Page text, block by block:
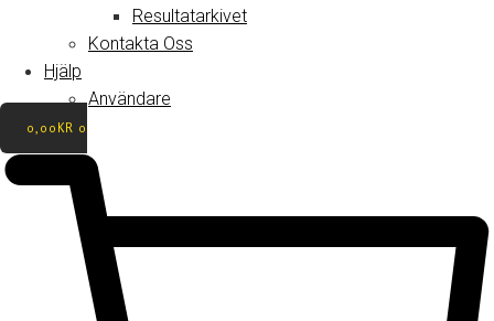
Resultatarkivet
Kontakta Oss
Hjälp
Användare
0,00 KR 0